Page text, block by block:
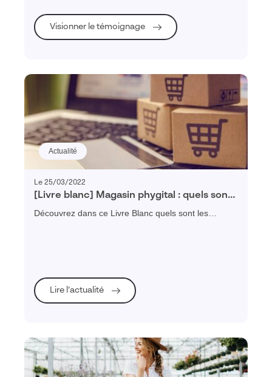
Planning
Visionner le témoignage
Actualité
Le 25/03/2022
[Livre blanc] Magasin phygital : quels sont
les nouveaux défis des points de vente ?
Découvrez dans ce Livre Blanc quels sont les
Lire l’actualité